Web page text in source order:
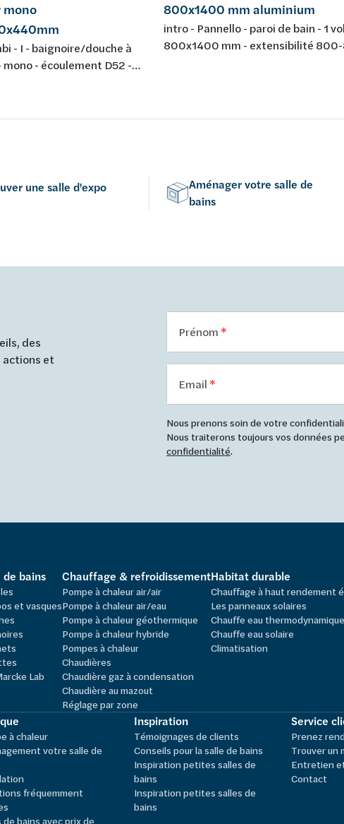
mono
- I - baignoire/douche à
- écoulement D52 -
normes européennes EN
800x1400 mm aluminium
intro - Pannello - paroi de bain - 1
800x1400 mm - extensibilité
une salle d'expo
Aménager votre salle de
bains
des
actions et
Prénom
Email
Nous prenons soin de votre
Nous traiterons toujours vos données
confidentialité.
de bains
et vasques
Lab
Chauffage & refroidissement
Pompe à chaleur air/air
Pompe à chaleur air/eau
Pompe à chaleur géothermique
Pompe à chaleur hybride
Pompes à chaleur
Chaudières
Chaudière gaz à condensation
Chaudière au mazout
Réglage par zone
Habitat durable
Chauffage à haut rendement
Les panneaux solaires
Chauffe eau thermodynamique
Chauffe eau solaire
Climatisation
à chaleur
votre salle de
fréquemment
de bains avec prix de
Inspiration
Témoignages de clients
Conseils pour la salle de bains
Inspiration petites salles de
bains
Inspiration petites salles de
bains
Service
Prenez
Trouver un
Entretien
Contact